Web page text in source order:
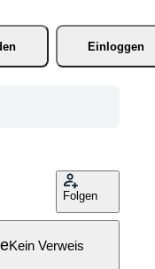
Einloggen
Folgen
Kein Verweis